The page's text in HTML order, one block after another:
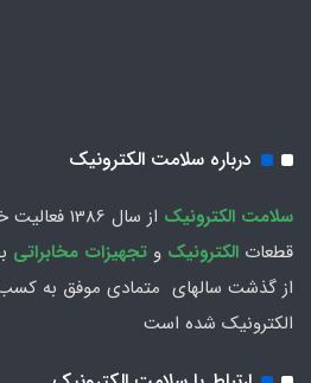
درباره سلامت الکترونیک
سلامت الكترونيك
از سال
قطعات الکترونیک و تجهیزات مخابراتی
از گذشت سالهاي متمادي موفق به کسب
الکترونیک شده است